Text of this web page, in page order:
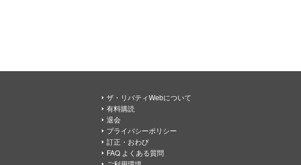
ザ・リバティWebについて
有料購読
退会
プライバシーポリシー
訂正・おわび
FAQ よくある質問